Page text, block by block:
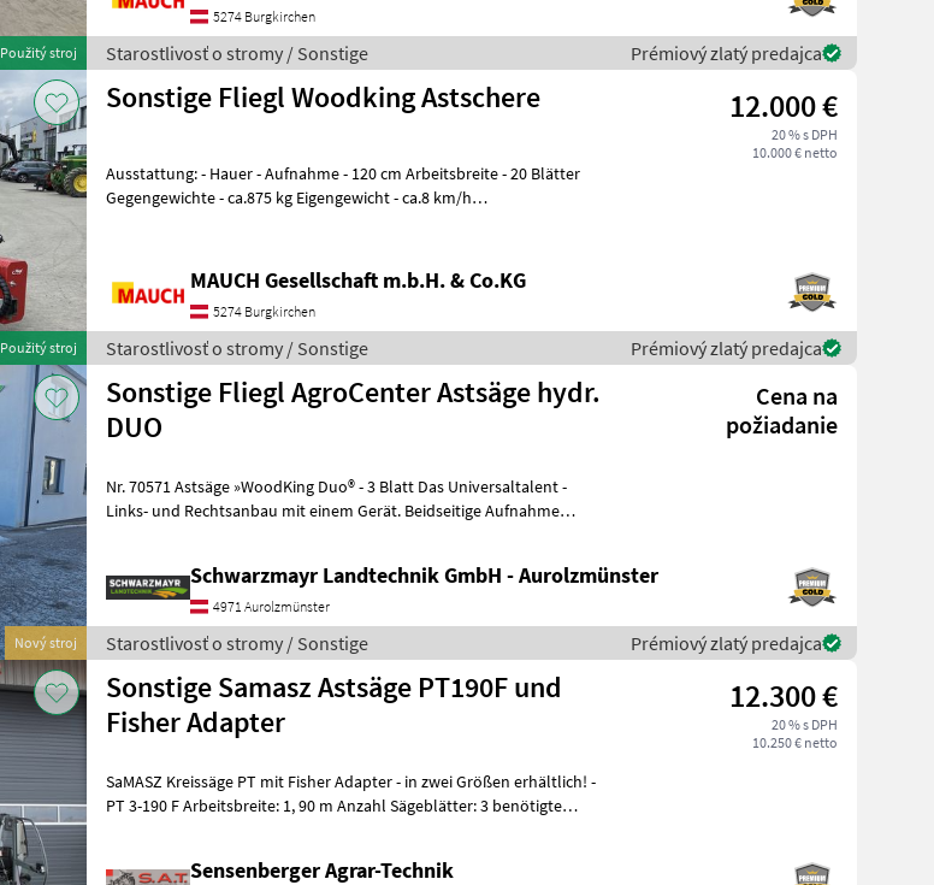
Použitý stroj
5274 Burgkirchen
Starostlivosť o stromy / Sonstige Prémiový zlatý predajca
Použitý stroj
Sonstige Fliegl Woodking Astschere 12.000 €
20 % s DPH
10.000 € netto
Ausstattung: - Hauer - Aufnahme - 120 cm Arbeitsbreite - 20 Blätter
Gegengewichte - ca.875 kg Eigengewicht - ca.8 km/h
MAUCH Gesellschaft m.b.H. & Co.KG
5274 Burgkirchen
Starostlivosť o stromy / Sonstige Prémiový zlatý predajca
Nový stroj
Sonstige Fliegl AgroCenter Astsäge hydr.
DUO
Cena na
požiadanie
Nr. 70571 Astsäge »WoodKing Duo® - 3 Blatt Das Universaltalent -
Links- und Rechtsanbau mit einem Gerät. Beidseitige Aufnahme
Schwarzmayr Landtechnik GmbH - Aurolzmünster
4971 Aurolzmünster
Starostlivosť o stromy / Sonstige Prémiový zlatý predajca
Sonstige Samasz Astsäge PT190F und
Fisher Adapter
12.300 €
20 % s DPH
10.250 € netto
SaMASZ Kreissäge PT mit Fisher Adapter - in zwei Größen erhältlich! -
PT 3-190 F Arbeitsbreite: 1, 90 m Anzahl Sägeblätter: 3 benötigte
Sensenberger Agrar-Technik